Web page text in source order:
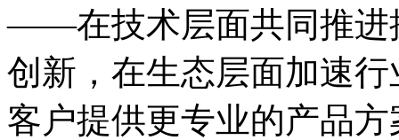
——在技术层面共同推进
创新，在生态层面加速
客户提供更专业的产品方